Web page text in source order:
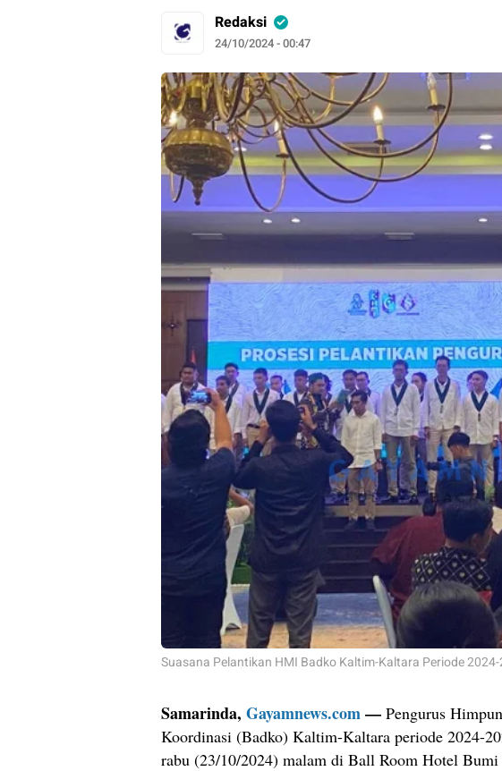
Redaksi
24/10/2024 - 00:47
Suasana Pelantikan HMI Badko Kaltim-Kaltara Periode
Samarinda, Gayamnews.com— Pengurus
Koordinasi (Badko) Kaltim-Kaltara periode 2024-
rabu (23/10/2024) malam di Ball Room Hotel Bumi